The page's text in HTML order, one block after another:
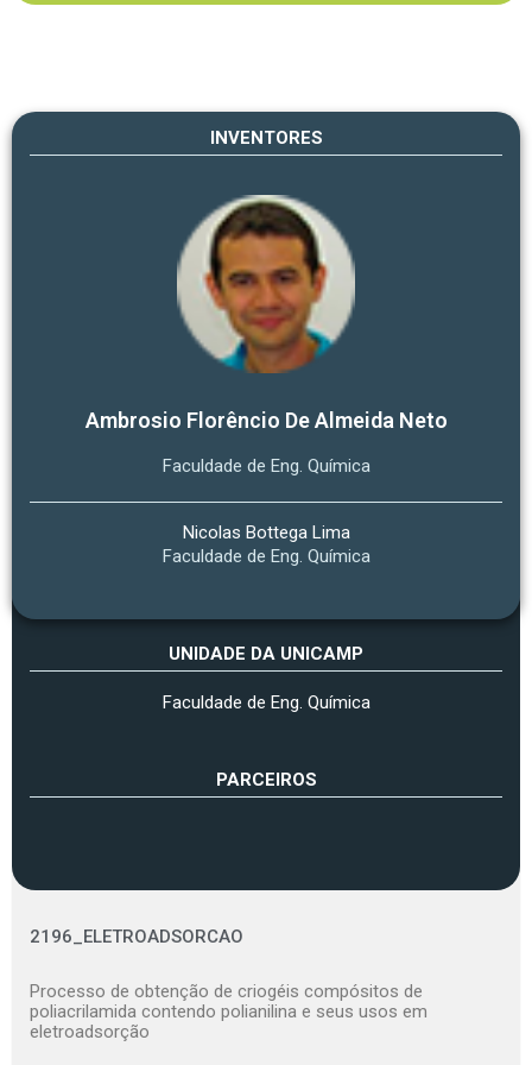
INVENTORES
Ambrosio Florêncio De Almeida Neto
Faculdade de Eng. Química
Nicolas Bottega Lima
Faculdade de Eng. Química
UNIDADE DA UNICAMP
Faculdade de Eng. Química
PARCEIROS
2196_ELETROADSORCAO
Processo de obtenção de criogéis compósitos de
poliacrilamida contendo polianilina e seus usos em
eletroadsorção